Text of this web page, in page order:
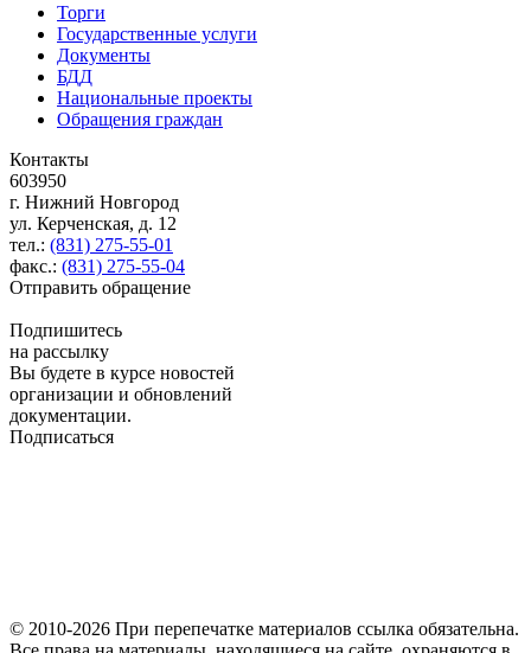
Торги
Государственные услуги
Документы
БДД
Национальные проекты
Обращения граждан
Контакты
603950
г. Нижний Новгород
ул. Керченская, д. 12
тел.: (831) 275-55-01
факс.: (831) 275-55-04
Отправить обращение
Подпишитесь
на рассылку
Вы будете в курсе новостей
организации и обновлений
документации.
Подписаться
© 2010-2026 При перепечатке материалов ссылка обязательна.